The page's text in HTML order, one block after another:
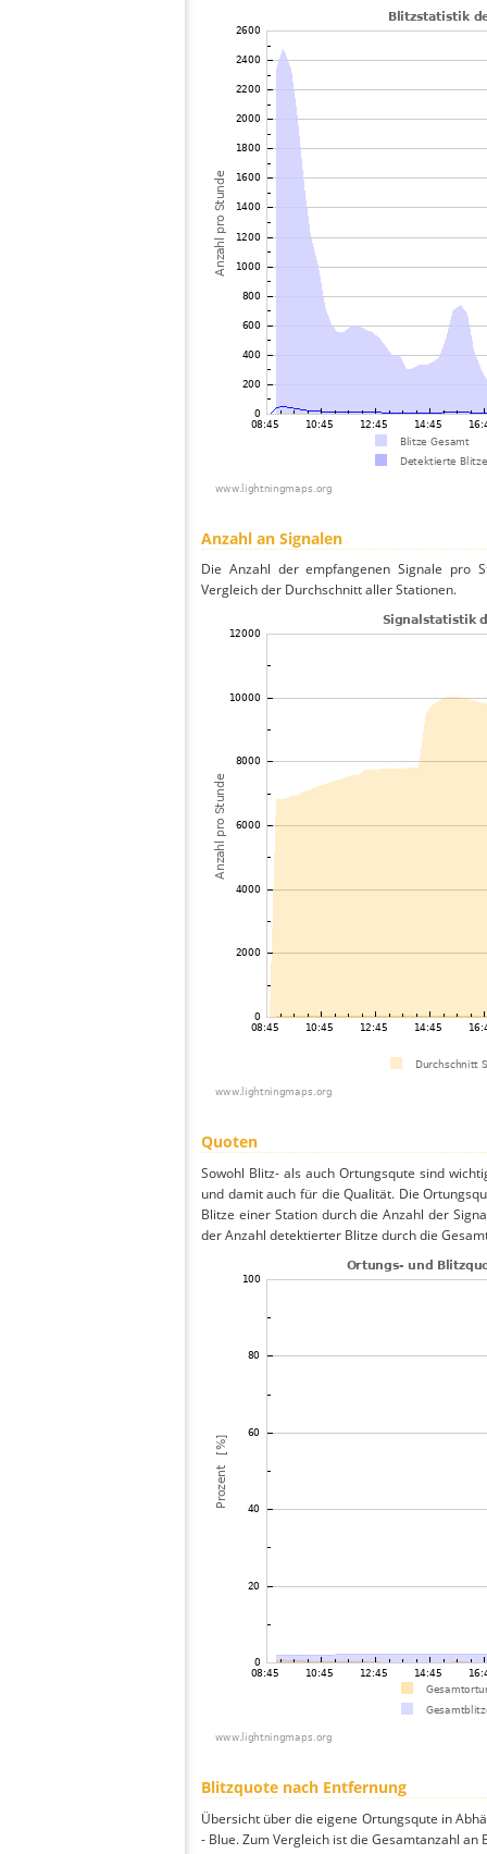
Anzahl an Signalen
Die Anzahl der empfangenen Signale pro
Vergleich der Durchschnitt aller Stationen.
Quoten
Sowohl Blitz- als auch Ortungsqute sind
und damit auch für die Qualität. Die
Blitze einer Station durch die Anzahl der
der Anzahl detektierter Blitze durch die
Blitzquote nach Entfernung
Übersicht über die eigene Ortungsqute in
- Blue. Zum Vergleich ist die Gesamtanzahl an